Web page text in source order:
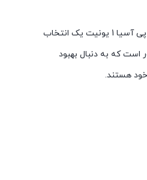
در نهایت، بلانک پنل اچ پی آسیا 1 یونیت یک انتخاب
است که به دنبال بهبود
هستند.